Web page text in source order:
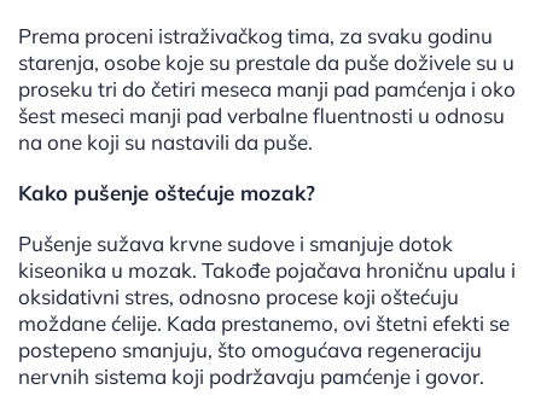
Prema proceni istraživačkog tima, za svaku godinu
starenja, osobe koje su prestale da puše doživele su u
proseku tri do četiri meseca manji pad pamćenja i oko
šest meseci manji pad verbalne fluentnosti u odnosu
na one koji su nastavili da puše.
Kako pušenje oštećuje mozak?
Pušenje sužava krvne sudove i smanjuje dotok
kiseonika u mozak. Takođe pojačava hroničnu upalu i
oksidativni stres, odnosno procese koji oštećuju
moždane ćelije. Kada prestanemo, ovi štetni efekti se
postepeno smanjuju, što omogućava regeneraciju
nervnih sistema koji podržavaju pamćenje i govor.